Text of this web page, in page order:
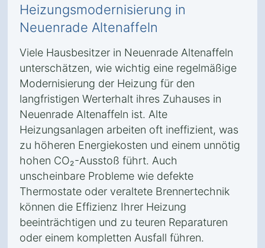
Heizungsmodernisierung in
Neuenrade Altenaffeln
Viele Hausbesitzer in Neuenrade Altenaffeln
unterschätzen, wie wichtig eine regelmäßige
Modernisierung der Heizung für den
langfristigen Werterhalt ihres Zuhauses in
Neuenrade Altenaffeln ist. Alte
Heizungsanlagen arbeiten oft ineffizient, was
zu höheren Energiekosten und einem unnötig
hohen CO₂-Ausstoß führt. Auch
unscheinbare Probleme wie defekte
Thermostate oder veraltete Brennertechnik
können die Effizienz Ihrer Heizung
beeinträchtigen und zu teuren Reparaturen
oder einem kompletten Ausfall führen.